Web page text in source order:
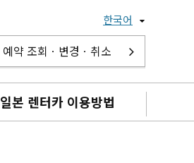
한국어
예약 조회ㆍ변경ㆍ취소
일본 렌터카 이용방법